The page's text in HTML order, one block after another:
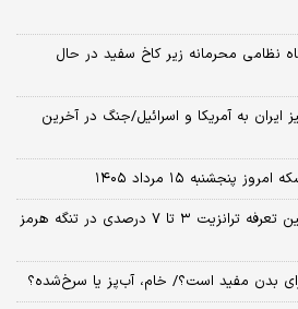
نظامی محرمانه زیر کاخ سفید در حال
ایران به آمریکا و اسرائیل/جنگ در آخرین
۱۵ مرداد ۱۴۰۵
رویترز: ایران و عمان برای تعیین تعرفه ترانزیت ۳ تا ۷ درصدی در تنگه هرمز
بدن مفید است؟/ خام، آب‌پز یا سرخ‌شده؟